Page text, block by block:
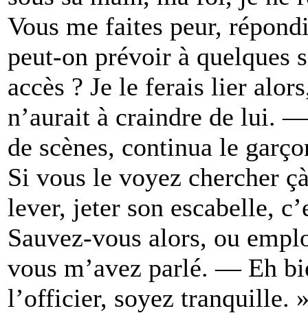
Vous me faites peur,
peut-on prévoir à quelques
accès ? Je le ferais lier
n’aurait à craindre de lui.
de scènes, continua le
Si vous le voyez chercher
lever, jeter son escabelle,
Sauvez-vous alors, ou
vous m’avez parlé. — Eh
l’officier, soyez tranquille.